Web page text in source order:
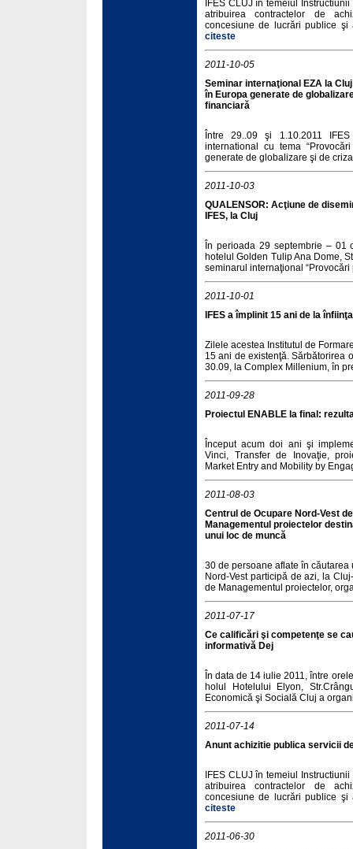
IFES CLUJ în temeiul
atribuirea contractelor de
concesiune de lucrări publice şi
citeste
2011-10-05
Seminar internaţional EZA la
în Europa generate de
financiară
Între 29..09 şi 1.10.2011
international cu tema
generate de globalizare şi de
2011-10-03
QUALENSOR: Acţiune de
IFES, la Cluj
În perioada 29 septembrie – 01
hotelul Golden Tulip Ana Dome,
seminarul internaţional
2011-10-01
IFES a împlinit 15 ani de la
Zilele acestea Institutul de
15 ani de existenţă. Sărbătorirea
30.09, la Complex Millenium, în
2011-09-28
Proiectul ENABLE la final:
Început acum doi ani şi
Vinci, Transfer de Inovaţie,
Market Entry and Mobility by
2011-08-03
Centrul de Ocupare Nord-Vest
Managementul proiectelor
unui loc de muncă
30 de persoane aflate în
Nord-Vest participă de azi, la
de Managementul proiectelor,
2011-07-17
Ce calificări şi competenţe se
informativă Dej
În data de 14 iulie 2011, între
holul Hotelului Elyon,
Economică şi Socială Cluj a
2011-07-14
Anunt achizitie publica servicii
IFES CLUJ în temeiul
atribuirea contractelor de
concesiune de lucrări publice şi
citeste
2011-06-30